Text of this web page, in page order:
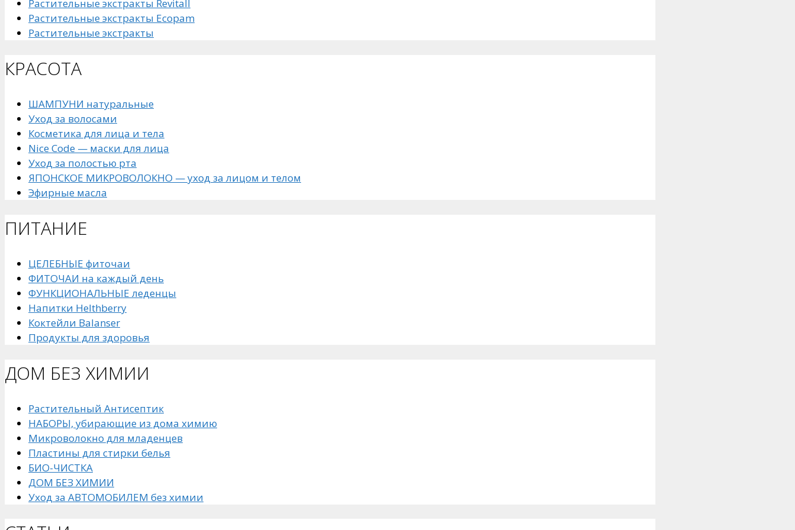
Растительные экстракты Revitall
Растительные экстракты Ecopam
Растительные экстракты
КРАСОТА
ШАМПУНИ натуральные
Уход за волосами
Косметика для лица и тела
Nice Code — маски для лица
Уход за полостью рта
ЯПОНСКОЕ МИКРОВОЛОКНО — уход за лицом и телом
Эфирные масла
ПИТАНИЕ
ЦЕЛЕБНЫЕ фиточаи
ФИТОЧАИ на каждый день
ФУНКЦИОНАЛЬНЫЕ леденцы
Напитки Helthberry
Коктейли Balanser
Продукты для здоровья
ДОМ БЕЗ ХИМИИ
Растительный Антисептик
НАБОРЫ, убирающие из дома химию
Микроволокно для младенцев
Пластины для стирки белья
БИО-ЧИСТКА
ДОМ БЕЗ ХИМИИ
Уход за АВТОМОБИЛЕМ без химии